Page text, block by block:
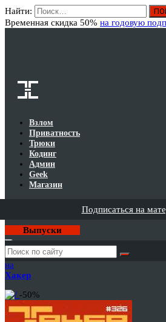
Найти:
Временная скидка 50% на годовую
Взлом
Приватность
Трюки
Кодинг
Админ
Geek
Магазин
Подписаться на
Выпуски
Годовая
подписка
на
Хакер
-50%